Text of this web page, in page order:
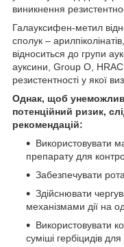
виникнення
Галауксифен-метил
сполук –
відноситься до групи
ауксини, Group O,
резистентності у якої
Однак, щоб
потенційний ризик,
рекомендацій:
Використовувати
препарату для
Забезпечувати
Здійснювати
механізмами дії на
Використовувати
суміші гербіцидів